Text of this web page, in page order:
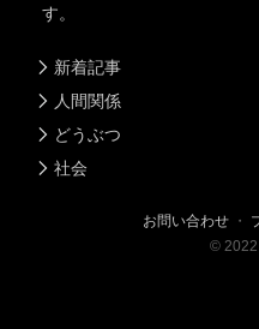
す。
新着記事
人間関係
どうぶつ
社会
お問い合わせ ・
© 2022